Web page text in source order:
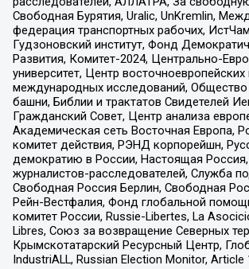
Свободная Бурятия, Uralic, UnKremlin,
федерация транспортных рабочих,
Гудзоновский институт, Фонд
Развития, Комитет-2024, Центрально-
университет, Центр восточноевропейских
международных исследований,
башни, Библии и трактатов Свидетелей
Гражданский Совет, Центр анализа
Академическая сеть Восточная Европа,
комитет действия, РЭНД корпорейшн,
демократию в России, Настоящая Россия,
журналистов-расследователей, Служба
Свободная Россия Берлин, Свободная
Рейн-Вестфалия, Фонд глобальной
комитет России, Russie-Libertes, La
Libres, Союз за возвращение Северных
Крымскотатарский Ресурсный Центр,
IndustriALL, Russian Election Monitor,